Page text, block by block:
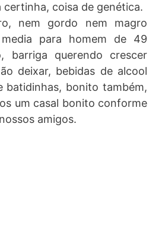
certinha, coisa de genética.
nem gordo nem magro
para homem de 49
barriga querendo crescer
deixar, bebidas de alcool
batidinhas, bonito também,
um casal bonito conforme
amigos.